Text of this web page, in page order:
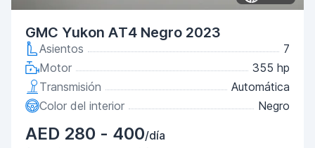
GMC Yukon AT4 Negro 2023
Asientos
7
Motor
355 hp
Transmisión
Automática
Color del interior
Negro
AED 280 - 400/día